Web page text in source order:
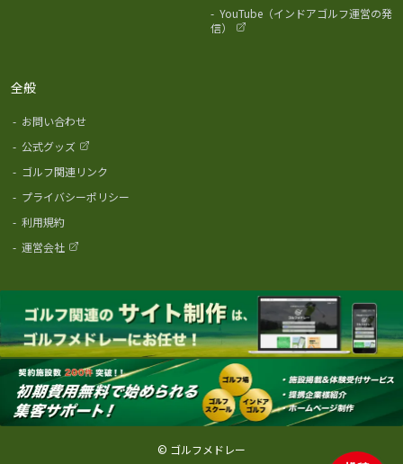
- YouTube（インドアゴルフ運営の発
信）
全般
- お問い合わせ
- 公式グッズ
- ゴルフ関連リンク
- プライバシーポリシー
- 利用規約
- 運営会社
© ゴルフメドレー